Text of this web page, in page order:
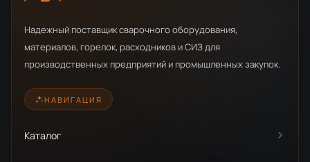
Надежный поставщик сварочного оборудования,
материалов, горелок, расходников и СИЗ для
производственных предприятий и промышленных закупок.
НАВИГАЦИЯ
Каталог